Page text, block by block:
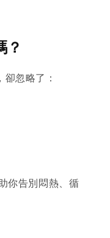
？
，卻忽略了：
你告別悶熱、循